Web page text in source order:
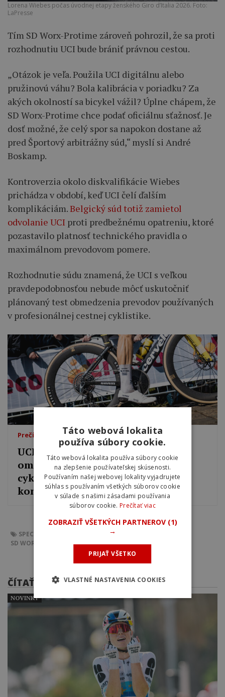
Lorena Wiebes počas úvodnej etapy ženského Giro d’Italia 2026. Foto:
LaPresse
Tím SD Worx-Protime zároveň pohrozil, že sa proti
rozhodnutiu UCI bude brániť právnou cestou.
„Otázok je veľa. Použila UCI digitálnu alebo
pružinovú váhu? Bola kalibrácia v poriadku? Za
akých okolností sa bicykel vážil? Úplne chápem, že
SD Worx-Protime chce podať oficiálnu sťažnosť. Je
dosť možné, že celý spor sa napokon dostane až
pred Športový arbitrážny súd,“ myslí si André
Boskamp.
Kontroverzia okolo diskvalifikácie Wiebes
prichádza v období, keď UCI čelí ďalším
komplikáciám.Belgický súd totiž zamietol
odvolanie UCI proti predbežnému opatreniu, ktoré
pozastavilo platnosť technického pravidla o
maximálnom prevodovom pomere.
Rozhodnutie súdu znamená, že UCI s veľkou
pravdepodobnosťou nebude môcť uskutočniť
plánovaný test obmedzenia prevodov používaných
v profesionálnej cestnej cyklistike.
Prečítajte si tiež
UCI prehrala súdny spor so SRAM-
om. Súd spochybnil postup
cyklistickej únie a zastavil
kontroverzný test prevodov
SPECIALIZED DISKVALIFIKÁCIA
SD WORX-PROTIME
ČÍTAŤ ĎALEJ
NOVINKY
Táto webová lokalita
používa súbory cookie.
Táto webová lokalita používa súbory cookie
na zlepšenie používateľskej skúsenosti.
Používaním našej webovej lokality vyjadrujete
súhlas s používaním všetkých súborov cookie
v súlade s našimi zásadami používania
súborov cookie. Prečítať viac
ZOBRAZIŤ VŠETKÝCH PARTNEROV (1)
→
PRIJAŤ VŠETKO
VLASTNÉ NASTAVENIA COOKIES